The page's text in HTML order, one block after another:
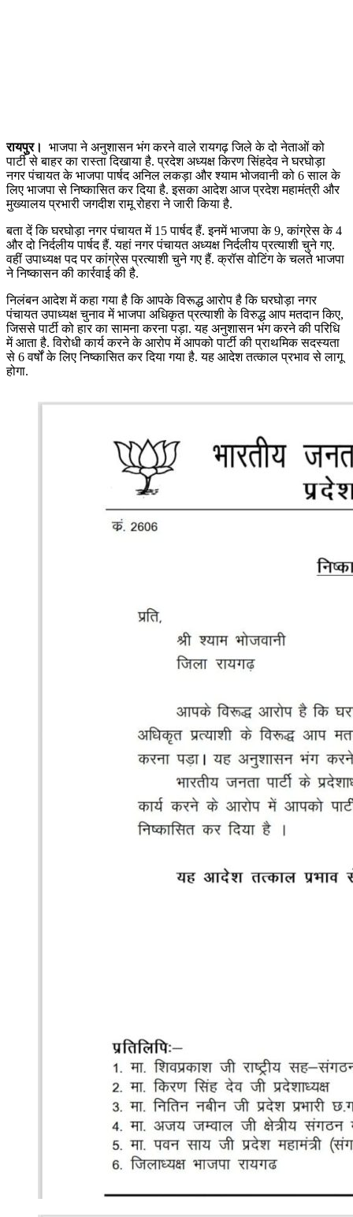
रायपुर। भाजपा ने अनुशासन भंग करने वाले रायगढ़ जिले के दो नेताओं को
पार्टी से बाहर का रास्ता दिखाया है. प्रदेश अध्यक्ष किरण सिंहदेव ने घरघोड़ा
नगर पंचायत के भाजपा पार्षद अनिल लकड़ा और श्याम भोजवानी को 6 साल के
लिए भाजपा से निष्कासित कर दिया है. इसका आदेश आज प्रदेश महामंत्री और
मुख्यालय प्रभारी जगदीश रामू रोहरा ने जारी किया है.
बता दें कि घरघोड़ा नगर पंचायत में 15 पार्षद हैं. इनमें भाजपा के 9, कांग्रेस के 4
और दो निर्दलीय पार्षद हैं. यहां नगर पंचायत अध्यक्ष निर्दलीय प्रत्याशी चुने गए.
वहीं उपाध्यक्ष पद पर कांग्रेस प्रत्याशी चुने गए हैं. क्रॉस वोटिंग के चलते भाजपा
ने निष्कासन की कार्रवाई की है.
निलंबन आदेश में कहा गया है कि आपके विरूद्ध आरोप है कि घरघोड़ा नगर
पंचायत उपाध्यक्ष चुनाव में भाजपा अधिकृत प्रत्याशी के विरुद्ध आप मतदान किए,
जिससे पार्टी को हार का सामना करना पड़ा. यह अनुशासन भंग करने की परिधि
में आता है. विरोधी कार्य करने के आरोप में आपको पार्टी की प्राथमिक सदस्यता
से 6 वर्षों के लिए निष्कासित कर दिया गया है. यह आदेश तत्काल प्रभाव से लागू
होगा.